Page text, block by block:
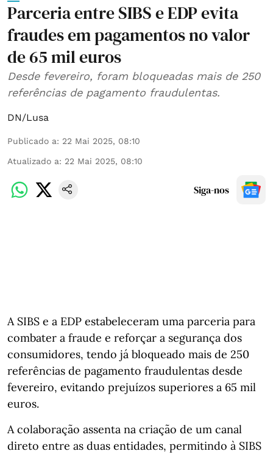
Parceria entre SIBS e EDP evita
fraudes em pagamentos no valor
de 65 mil euros
Desde fevereiro, foram bloqueadas mais de 250
referências de pagamento fraudulentas.
DN/Lusa
Publicado a: 22 Mai 2025, 08:10
Atualizado a: 22 Mai 2025, 08:10
Siga-nos
A SIBS e a EDP estabeleceram uma parceria para
combater a fraude e reforçar a segurança dos
consumidores, tendo já bloqueado mais de 250
referências de pagamento fraudulentas desde
fevereiro, evitando prejuízos superiores a 65 mil
euros.
A colaboração assenta na criação de um canal
direto entre as duas entidades, permitindo à SIBS